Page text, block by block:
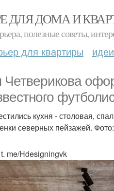
ДЛЯ ДОМА И
полезные советы,
для квартиры
кухня - столовая,
северных пейзажей.
me/Hdesigningvk